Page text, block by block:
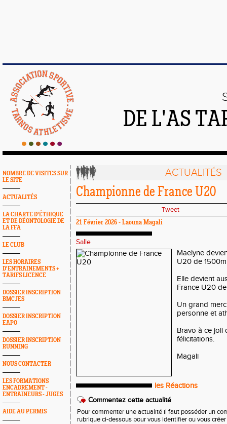
DE L'AS
NOMBRE DE VISITES SUR
LE SITE
ACTUALITÉS
LA CHARTE D'ÉTHIQUE
ET DE DÉONTOLOGIE DE
LA FFA
LE CLUB
LES HORAIRES
D'ENTRAINEMENTS +
TARIFS LICENCE
DOSSIER INSCRIPTION
BMCJES
DOSSIER INSCRIPTION
EAPO
DOSSIER INSCRIPTION
RUNNING
NOUS CONTACTER
LES FORMATIONS
ENCADREMENT -
ENTRAINEURS - JUGES
AIDE AU PERMIS
ACTUALITÉS
Championne de France U20
Tweet
21 Février 2026 - Laouna Magali
Salle
Maëlyne
U20 de
Elle devient
France U20
Un grand
personne et
Bravo à ce joli
félicitations.
Magali
les Réactions
Commentez cette actualité
Pour commenter une actualité il faut posséder un
rubrique ci-dessous pour vous identifier ou vous